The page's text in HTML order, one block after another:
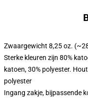
Zwaargewicht 8,25 oz.
Sterke kleuren zijn 80%
katoen, 30% polyester.
polyester
Ingang zakje, bijpassende